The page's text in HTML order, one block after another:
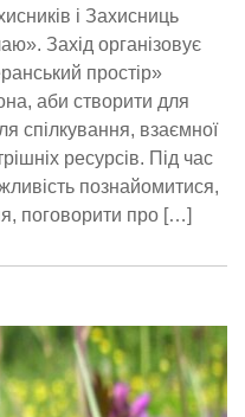
і Захисниць
Захід організовує
простір»
аби створити для
спілкування, взаємної
ресурсів. Під час
познайомитися,
поговорити про […]